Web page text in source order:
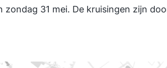
zondag 31 mei. De kruisingen zijn